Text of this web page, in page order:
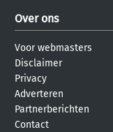
Over ons
Voor webmasters
Disclaimer
Privacy
Adverteren
Partnerberichten
Contact